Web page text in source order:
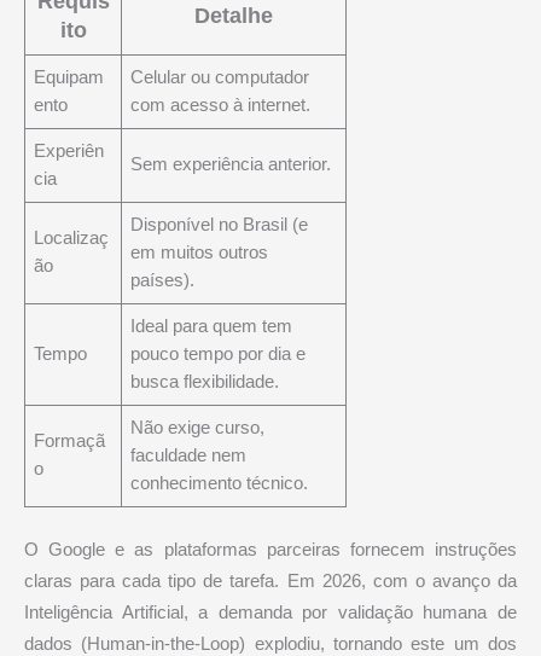
ito
Detalhe
Equipam
ento
Celular ou computador
com acesso à internet.
Experiên
cia
Sem experiência anterior.
Localizaç
ão
Disponível no Brasil (e
em muitos outros
países).
Tempo
Ideal para quem tem
pouco tempo por dia e
busca flexibilidade.
Formaçã
o
Não exige curso,
faculdade nem
conhecimento técnico.
O Google e as plataformas parceiras fornecem instruções
claras para cada tipo de tarefa. Em 2026, com o avanço da
Inteligência Artificial, a demanda por validação humana de
dados (Human-in-the-Loop) explodiu, tornando este um dos